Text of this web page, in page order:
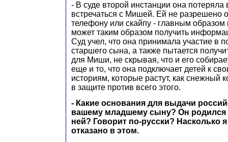
- В суде второй инстанции она потеряла
встречаться с Мишей. Ей не разрешено
телефону или скайпу - главным образом
может таким образом получить
Суд учел, что она принимала участие в
старшего сына, а также пытается
для Миши, не скрывая, что и его
еще и то, что она подключает детей к
историям, которые растут, как снежный
в защите против всего этого.
- Какие основания для выдачи
вашему младшему сыну? Он
ней? Говорит по-русски? Насколько
отказано в этом.